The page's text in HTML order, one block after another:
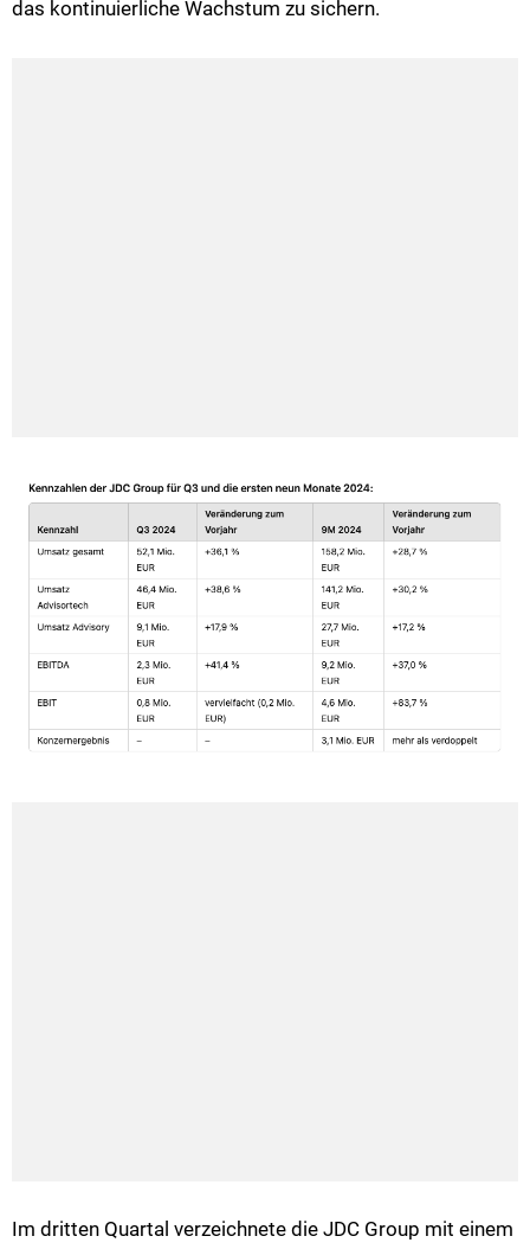
das kontinuierliche Wachstum zu sichern.
Im dritten Quartal verzeichnete die JDC Group mit einem